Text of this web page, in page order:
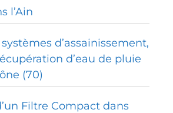
l’Ain
d’assainissement,
d’eau de pluie
(70)
Filtre Compact dans